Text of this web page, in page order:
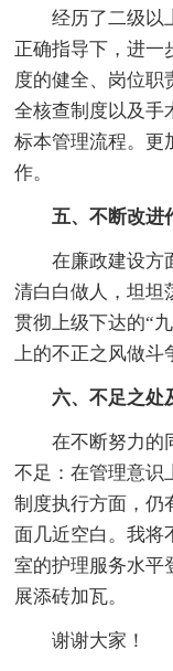
经历了二级以上
正确指导下，进一
度的健全、岗位职
全核查制度以及手
标本管理流程。更
作。
五、不断改进作
在廉政建设方面
清白白做人，坦坦
贯彻上级下达的“
上的不正之风做斗
六、不足之处
在不断努力的同
不足：在管理意识
制度执行方面，仍
面几近空白。我将
室的护理服务水平
展添砖加瓦。
谢谢大家！